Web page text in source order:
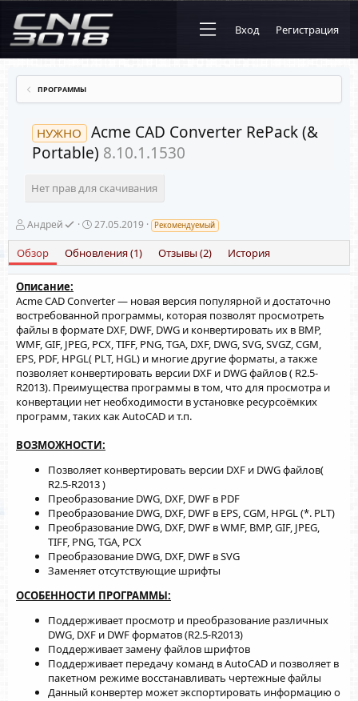
Вход Регистрация
ПРОГРАММЫ
НУЖНО
Acme CAD Converter RePack (&
Portable) 8.10.1.1530
Нет прав для скачивания
А
т
о
р
Андрей
Д
т
а
с
з
д
а
н
и
я
27.05.2019 Рекомендуемый
Обзор Обновления (1) Отзывы (2) История
Описание:
Acme CAD Converter — новая версия популярной и достаточно
востребованной программы, которая позволят просмотреть
файлы в формате DXF, DWF, DWG и конвертировать их в BMP,
WMF, GIF, JPEG, PCX, TIFF, PNG, TGA, DXF, DWG, SVG, SVGZ, CGM,
EPS, PDF, HPGL( PLT, HGL) и многие другие форматы, а также
позволяет конвертировать версии DXF и DWG файлов ( R2.5-
R2013). Преимущества программы в том, что для просмотра и
конвертации нет необходимости в установке ресурсоёмких
программ, таких как AutoCAD и т.п.
ВОЗМОЖНОСТИ:
Позволяет конвертировать версии DXF и DWG файлов(
R2.5-R2013 )
Преобразование DWG, DXF, DWF в PDF
Преобразование DWG, DXF, DWF в EPS, CGM, HPGL (*. PLT)
Преобразование DWG, DXF, DWF в WMF, BMP, GIF, JPEG,
TIFF, PNG, TGA, PCX
Преобразование DWG, DXF, DWF в SVG
Заменяет отсутствующие шрифты
ОСОБЕННОСТИ ПРОГРАММЫ:
Поддерживает просмотр и преобразование различных
DWG, DXF и DWF форматов (R2.5-R2013)
Поддерживает замену файлов шрифтов
Поддерживает передачу команд в AutoCAD и позволяет в
пакетном режиме восстанавливать чертежные файлы
Данный конвертер может экспортировать информацию о